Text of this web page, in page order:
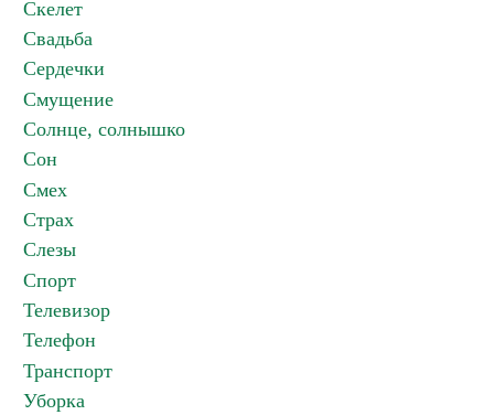
Скелет
Свадьба
Сердечки
Смущение
Солнце, солнышко
Сон
Смех
Страх
Слезы
Спорт
Телевизор
Телефон
Транспорт
Уборка